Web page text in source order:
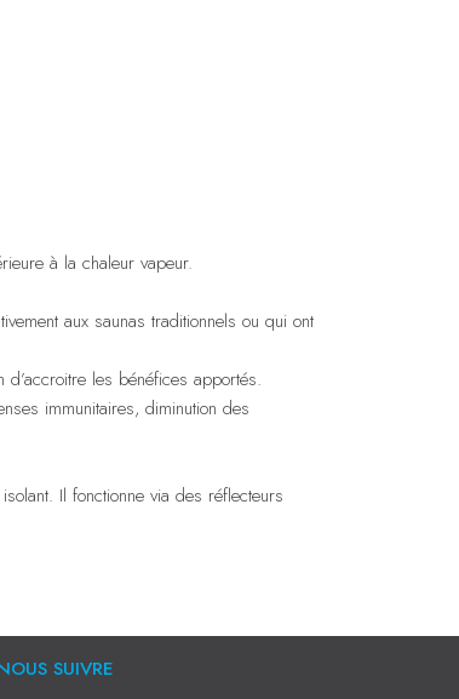
à la chaleur vapeur.
aux saunas traditionnels ou qui ont
les bénéfices apportés.
immunitaires, diminution des
Il fonctionne via des réflecteurs
SUIVRE